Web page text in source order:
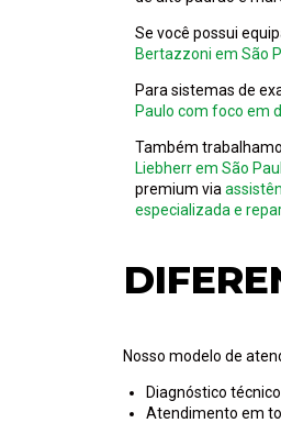
Se você possui
Bertazzoni em São
Para sistemas de
Paulo com foco em
Também
Liebherr em São
premium via
especializada e
Nosso modelo de
Diagnóstico
Atendimento em